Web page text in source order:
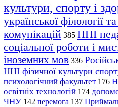
культури, спорту і
української філології
комунікацій 385 ННІ
соціальної роботи і
іноземних мов 336
ННІ фізичної культури
психологічний факультет 176
освітніх технологій 174
ЧНУ 142 перемога 137